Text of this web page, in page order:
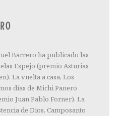
Barrero ha publicado las
Espejo (premio Asturias
La vuelta a casa, Los
días de Michi Panero
Juan Pablo Forner), La
de Dios, Camposanto